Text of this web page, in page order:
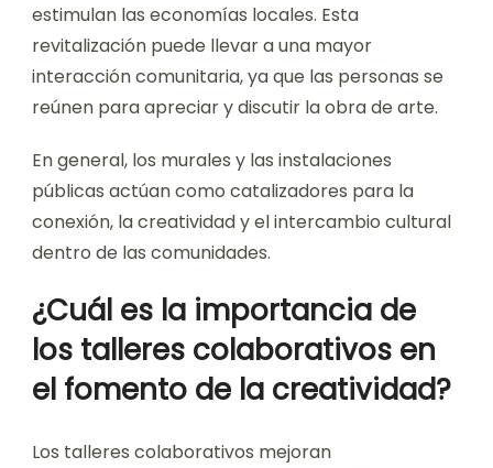
estimulan las economías locales. Esta
revitalización puede llevar a una mayor
interacción comunitaria, ya que las personas se
reúnen para apreciar y discutir la obra de arte.
En general, los murales y las instalaciones
públicas actúan como catalizadores para la
conexión, la creatividad y el intercambio cultural
dentro de las comunidades.
¿Cuál es la importancia de
los talleres colaborativos en
el fomento de la creatividad?
Los talleres colaborativos mejoran